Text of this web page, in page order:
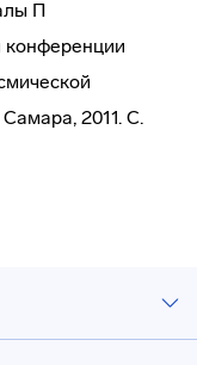
П
конференции
2011. С.